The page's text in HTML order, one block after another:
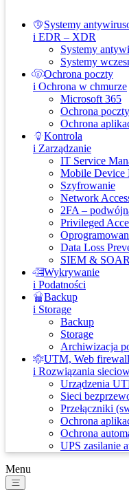
Systemy
i EDR – XDR
Systemy
Systemy
Ochrona poczty
i Ochrona w chmurze
Microsoft 365
Ochrona poczty
Ochrona
Kontrola
i Zarządzanie
IT Service
Mobile Device
Szyfrowanie
Network
2FA –
Privileged
Data Loss
SIEM & SOAR
Wykrywanie
i Podatności
Backup
i Storage
Backup
Storage
Archiwizacja
UTM, Web firewall
i Rozwiązania
Urządzenia
Sieci
Przełączniki
Ochrona
Ochrona
UPS zasilanie
Menu